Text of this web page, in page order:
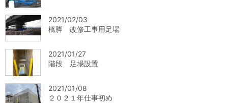
2021/02/03
橋脚 改修工事用足場
2021/01/27
階段 足場設置
2021/01/08
２０２１年仕事初め